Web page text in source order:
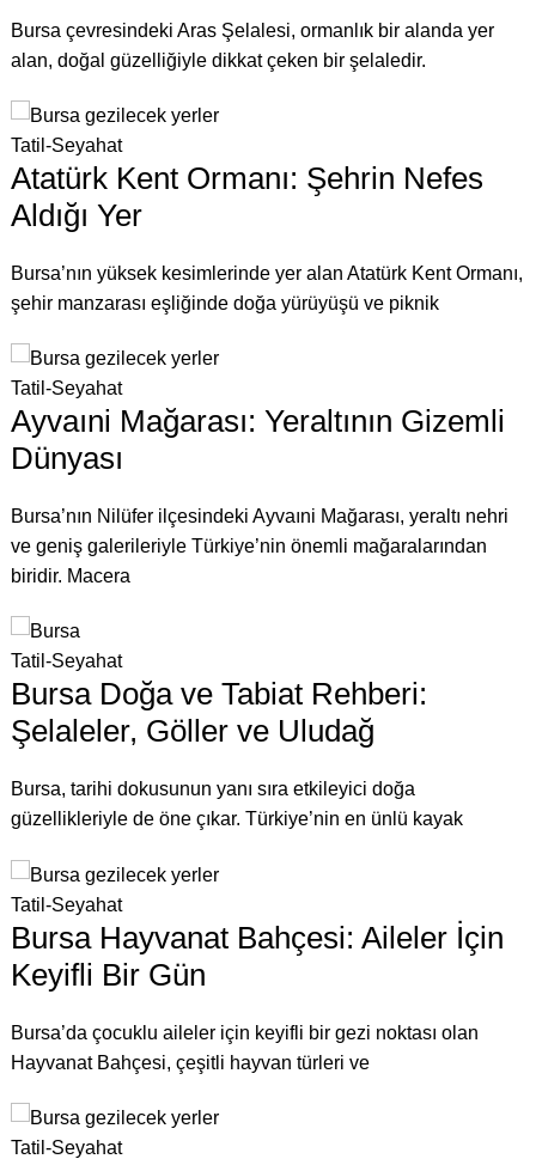
Bursa çevresindeki Aras Şelalesi, ormanlık bir alanda yer
alan, doğal güzelliğiyle dikkat çeken bir şelaledir.
Tatil-Seyahat
Atatürk Kent Ormanı: Şehrin Nefes
Aldığı Yer
Bursa’nın yüksek kesimlerinde yer alan Atatürk Kent Ormanı,
şehir manzarası eşliğinde doğa yürüyüşü ve piknik
Tatil-Seyahat
Ayvaıni Mağarası: Yeraltının Gizemli
Dünyası
Bursa’nın Nilüfer ilçesindeki Ayvaıni Mağarası, yeraltı nehri
ve geniş galerileriyle Türkiye’nin önemli mağaralarından
biridir. Macera
Tatil-Seyahat
Bursa Doğa ve Tabiat Rehberi:
Şelaleler, Göller ve Uludağ
Bursa, tarihi dokusunun yanı sıra etkileyici doğa
güzellikleriyle de öne çıkar. Türkiye’nin en ünlü kayak
Tatil-Seyahat
Bursa Hayvanat Bahçesi: Aileler İçin
Keyifli Bir Gün
Bursa’da çocuklu aileler için keyifli bir gezi noktası olan
Hayvanat Bahçesi, çeşitli hayvan türleri ve
Tatil-Seyahat